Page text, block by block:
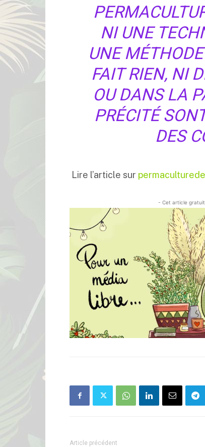
NI UNE
UNE
FAIT RIEN, NI
OU DANS LA
PRÉCITÉ
DES
Lire l’article sur
- Cet article
Article précédent